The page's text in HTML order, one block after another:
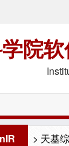
院
> 天基